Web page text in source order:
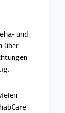
und
über